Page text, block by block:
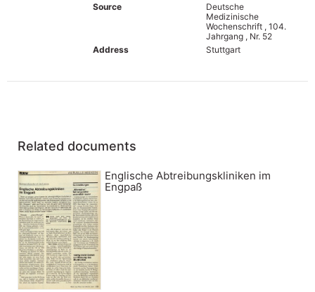
Source
Deutsche
Medizinische
Wochenschrift , 104.
Jahrgang , Nr. 52
Address
Stuttgart
Related documents
Englische Abtreibungskliniken im
Engpaß